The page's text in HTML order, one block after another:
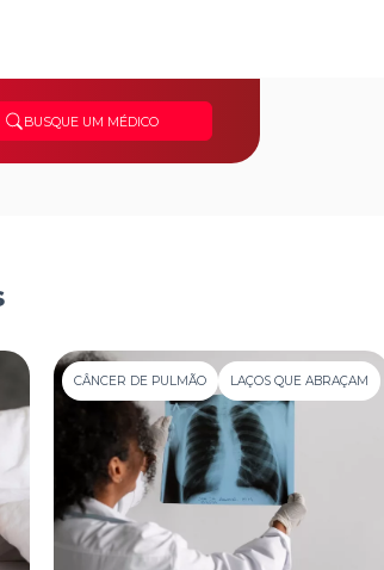
BUSQUE UM MÉDICO
CÂNCER DE PULMÃO LAÇOS QUE ABRAÇAM